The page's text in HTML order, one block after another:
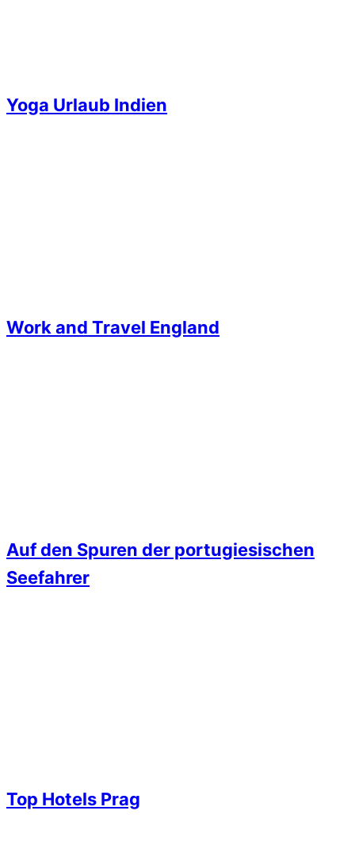
Yoga Urlaub Indien
Work and Travel England
Auf den Spuren der portugiesischen
Seefahrer
Top Hotels Prag